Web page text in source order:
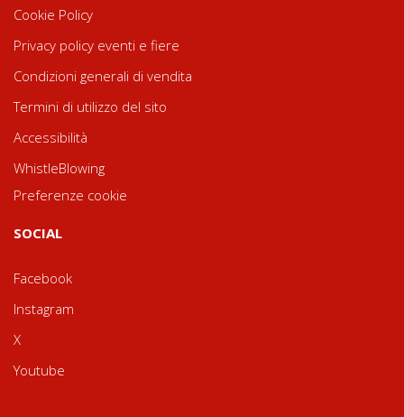
Cookie Policy
Privacy policy eventi e fiere
Condizioni generali di vendita
Termini di utilizzo del sito
Accessibilità
WhistleBlowing
Preferenze cookie
SOCIAL
Facebook
Instagram
X
Youtube